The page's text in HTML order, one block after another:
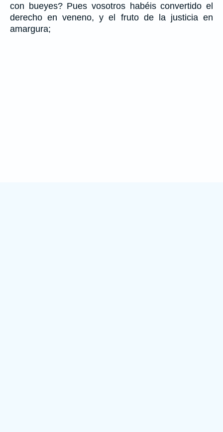
con bueyes? Pues vosotros habéis convertido el
derecho en veneno, y el fruto de la justicia en
amargura;